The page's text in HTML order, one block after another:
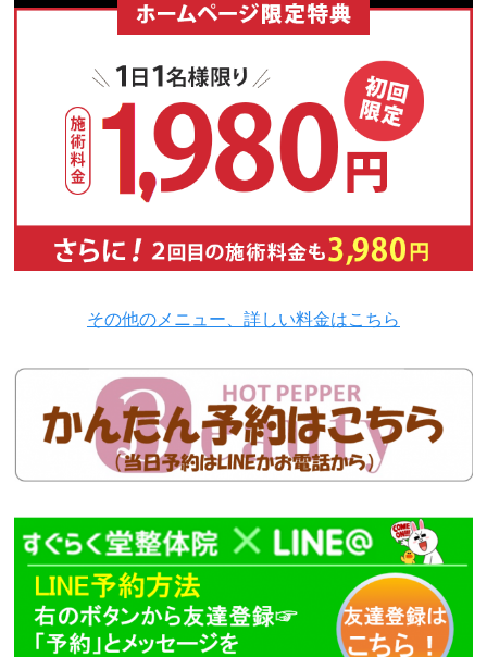
その他のメニュー、詳しい料金はこちら